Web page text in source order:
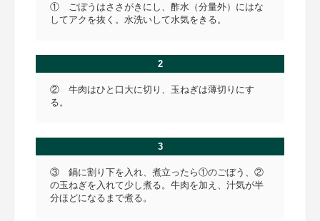
① ごぼうはささがきにし、酢水（分量外）にはな
してアクを抜く。水洗いして水気をきる。
2
② 牛肉はひと口大に切り、玉ねぎは薄切りにす
る。
3
③ 鍋に割り下を入れ、煮立ったら①のごぼう、②
の玉ねぎを入れて少し煮る。牛肉を加え、汁気が半
分ほどになるまで煮る。